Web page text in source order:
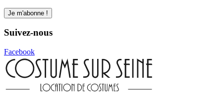
Suivez-nous
Facebook